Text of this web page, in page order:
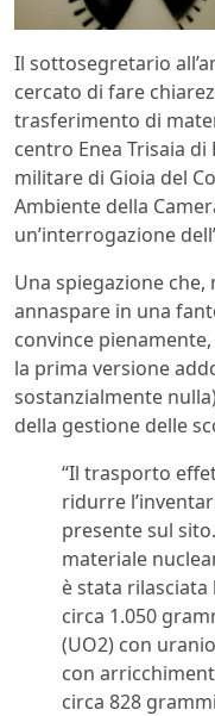
Il sottosegretario
cercato di fare
trasferimento di
centro Enea Trisaia
militare di Gioia del
Ambiente della
un’interrogazione
Una spiegazione
annaspare in una
convince
la prima versione
sostanzialmente
della gestione delle
“Il trasporto
ridurre
presente sul
materiale
è stata rilasciata
circa 1.050
(UO2) con
con
circa 828